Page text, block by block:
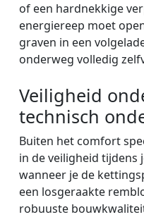
of een hardnekkige
energiereep moet
graven in een
onderweg volledig
Veiligheid
technisch
Buiten het comfort
in de veiligheid
wanneer je de
een losgeraakte
robuuste